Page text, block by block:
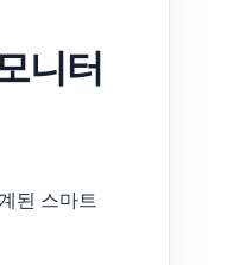
니터
된 스마트